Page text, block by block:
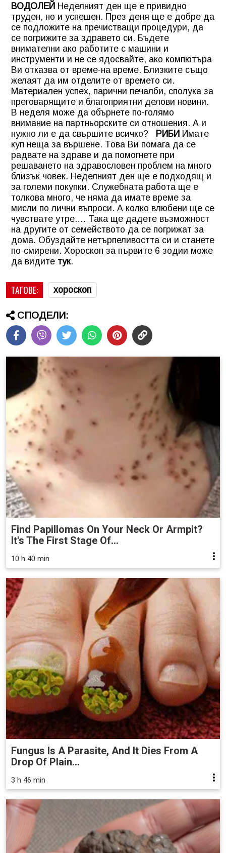
ВОДОЛЕЙ Неделният ден ще е привидно
труден, но и успешен. През деня ще е добре да
се подложите на пречистващи процедури, да
се погрижите за здравето си. Бъдете
внимателни ако работите с машини и
инструменти и не се ядосвайте, ако компютъра
Ви отказва от време-на време. Близките също
желаят да им отделите от времето си.
Материален успех, парични печалби, сполука за
преговарящите и благоприятни делови новини.
В неделя може да обърнете по-голямо
внимание на партньорските си отношения. А и
нужно ли е да свършите всичко? РИБИ Имате
куп неща за вършене. Това Ви помага да се
радвате на здраве и да помогнете при
решаването на здравословен проблем на много
близък човек. Неделният ден ще е подходящ и
за големи покупки. Служебната работа ще е
толкова много, че няма да имате време за
мисли по лични въпроси. А колко влюбени ще се
чувствате утре…. Така ще дадете възможност
на другите от семейството да се погрижат за
дома. Обуздайте нетърпеливостта си и станете
по-смирени. Хороскоп за първите 6 зодии може
да видите тук.
ТАГОВЕ: хороскоп
СПОДЕЛИ:
Find Papillomas On Your Neck Or Armpit?
It's The First Stage Of...
10 h 40 min
Fungus Is A Parasite, And It Dies From A
Drop Of Plain...
3 h 46 min